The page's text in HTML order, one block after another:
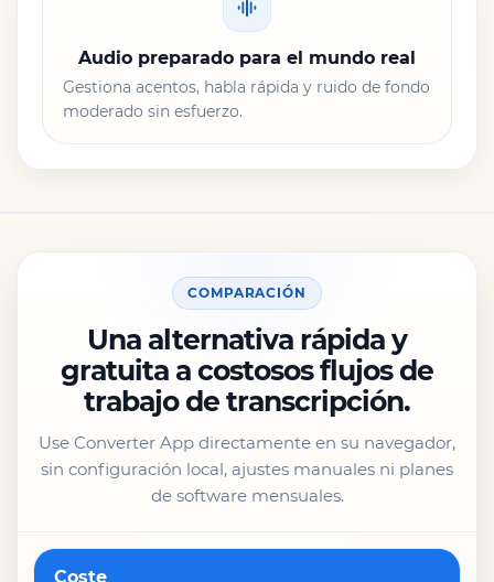
Audio preparado para el mundo real
Gestiona acentos, habla rápida y ruido de fondo
moderado sin esfuerzo.
COMPARACIÓN
Una alternativa rápida y
gratuita a costosos flujos de
trabajo de transcripción.
Use Converter App directamente en su navegador,
sin configuración local, ajustes manuales ni planes
de software mensuales.
Característica
Coste